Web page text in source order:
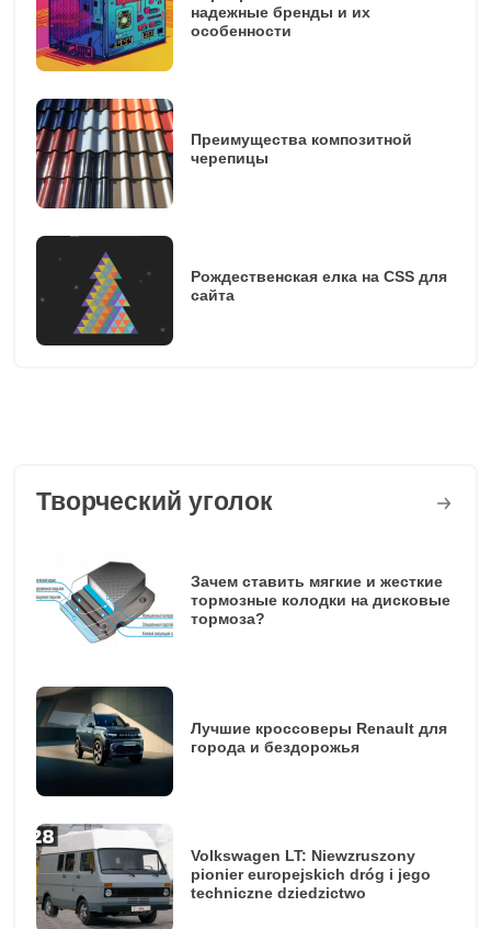
надежные бренды и их
особенности
Преимущества композитной
черепицы
Рождественская елка на CSS для
сайта
Творческий уголок
Зачем ставить мягкие и жесткие
тормозные колодки на дисковые
тормоза?
Лучшие кроссоверы Renault для
города и бездорожья
Volkswagen LT: Niewzruszony
pionier europejskich dróg i jego
techniczne dziedzictwo